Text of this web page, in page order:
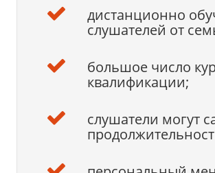
дистанционно
слушателей от
большое число
квалификации;
слушатели могут